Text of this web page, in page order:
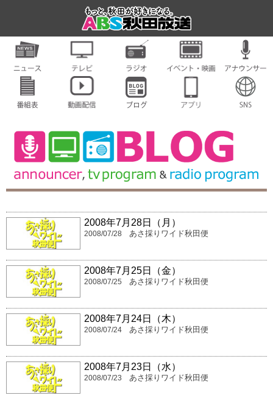
2008年7月28日（月）
2008/07/28 あさ採りワイド秋田便
2008年7月25日（金）
2008/07/25 あさ採りワイド秋田便
2008年7月24日（木）
2008/07/24 あさ採りワイド秋田便
2008年7月23日（水）
2008/07/23 あさ採りワイド秋田便